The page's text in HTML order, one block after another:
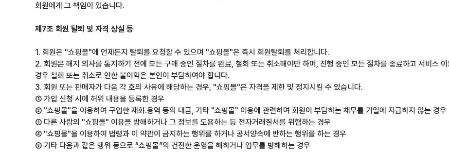
회원에게 그 책임이 있습니다.
제7조 회원 탈퇴 및 자격 상실 등
1. 회원은 "쇼핑몰"에 언제든지 탈퇴를 요청할 수 있으며 "쇼핑몰"은 즉시 회원탈퇴를 처리합니다.
2. 회원은 해지 의사를 통지하기 전에 모든 구매 중인 절차를 완료, 철회 또는 취소해야만 하며, 진행 중인 모든 절차를 종료하고 서비스
경우 철회 또는 취소로 인한 불이익은 본인이 부담하여야 합니다.
3. 회원 또는 판매자가 다음 각 호의 사유에 해당하는 경우, "쇼핑몰"은 자격을 제한 및 정지시킬 수 있습니다.
① 가입 신청 시에 허위 내용을 등록한 경우
② "쇼핑몰"을 이용하여 구입한 재화.용역 등의 대금, 기타 "쇼핑몰" 이용에 관련하여 회원이 부담하는 채무를 기일에 지급하지 않는 경우
③ 다른 사람의 "쇼핑몰" 이용을 방해하거나 그 정보를 도용하는 등 전자거래질서를 위협하는 경우
④ "쇼핑몰"을 이용하여 법령과 이 약관이 금지하는 행위를 하거나 공서양속에 반하는 행위를 하는 경우
⑤ 기타 다음과 같은 행위 등으로 “쇼핑몰”의 건전한 운영을 해하거나 업무를 방해하는 경우